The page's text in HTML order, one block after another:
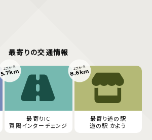
最寄りの交通情報
最寄りIC
賀陽インターチェンジ
ココから
5.7km
最寄り道の駅
道の駅 かよう
ココから
8.6km